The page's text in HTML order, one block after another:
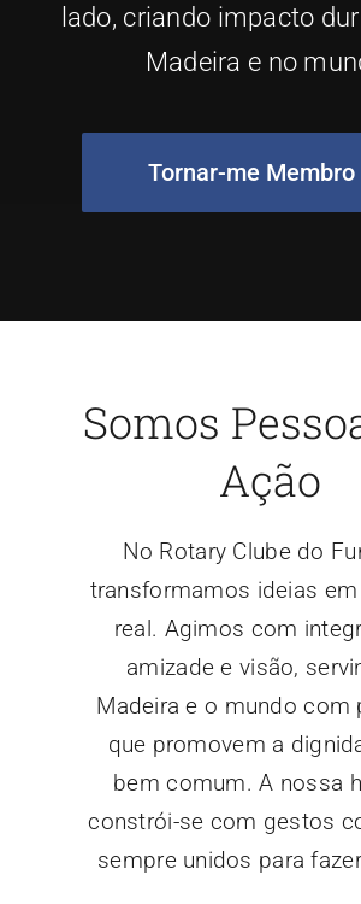
lado, criando impacto
Madeira e no
Tornar-me Membro
Somos
Ação
No Rotary Clube do
transformamos ideias
real. Agimos com
amizade e visão,
Madeira e o mundo com
que promovem a
bem comum. A nossa
constrói-se com gestos
sempre unidos para